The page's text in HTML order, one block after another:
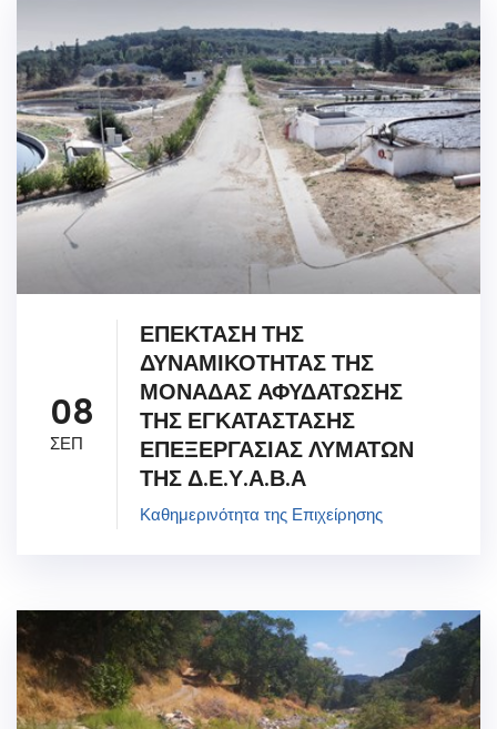
08
ΣΕΠ
ΕΠΕΚΤΑΣΗ ΤΗΣ
ΔΥΝΑΜΙΚΟΤΗΤΑΣ ΤΗΣ
ΜΟΝΑΔΑΣ ΑΦΥΔΑΤΩΣΗΣ
ΤΗΣ ΕΓΚΑΤΑΣΤΑΣΗΣ
ΕΠΕΞΕΡΓΑΣΙΑΣ ΛΥΜΑΤΩΝ
ΤΗΣ Δ.Ε.Υ.Α.Β.Α
Καθημερινότητα της Επιχείρησης